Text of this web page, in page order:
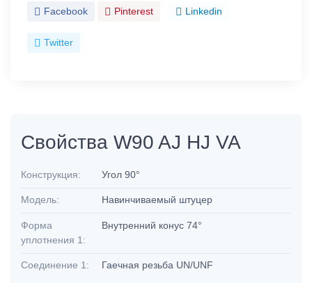
Facebook Pinterest Linkedin
Twitter
Свойства W90 AJ HJ VA
Конструкция: Угол 90°
Модель: Навинчиваемый штуцер
Форма
уплотнения 1:
Внутренний конус 74°
Соединение 1: Гаечная резьба UN/UNF